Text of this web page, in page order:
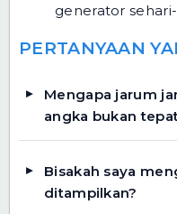
generator
PERTANYAAN
Mengapa jarum
angka bukan
Bisakah saya
ditampilkan?